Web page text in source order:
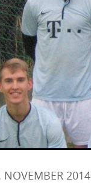
NOVEMBER 2014